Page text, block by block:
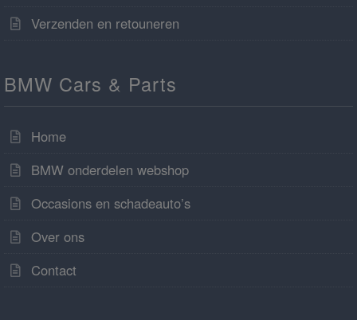
Verzenden en retouneren
BMW Cars & Parts
Home
BMW onderdelen webshop
Occasions en schadeauto’s
Over ons
Contact